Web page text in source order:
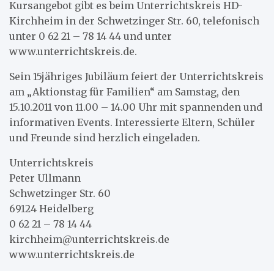
Kursangebot gibt es beim Unterrichtskreis HD-
Kirchheim in der Schwetzinger Str. 60, telefonisch
unter 0 62 21 – 78 14 44 und unter
www.unterrichtskreis.de.
Sein 15jähriges Jubiläum feiert der Unterrichtskreis
am „Aktionstag für Familien“ am Samstag, den
15.10.2011 von 11.00 – 14.00 Uhr mit spannenden und
informativen Events. Interessierte Eltern, Schüler
und Freunde sind herzlich eingeladen.
Unterrichtskreis
Peter Ullmann
Schwetzinger Str. 60
69124 Heidelberg
0 62 21 – 78 14 44
kirchheim@unterrichtskreis.de
www.unterrichtskreis.de